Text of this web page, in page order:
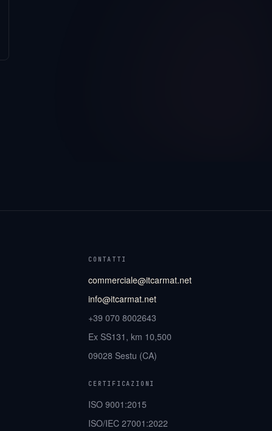
CONTATTI
commerciale@itcarmat.net
info@itcarmat.net
+39 070 8002643
Ex SS131, km 10,500
09028 Sestu (CA)
CERTIFICAZIONI
ISO 9001:2015
ISO/IEC 27001:2022